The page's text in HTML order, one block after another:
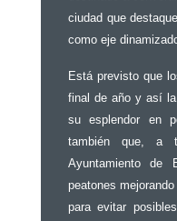
ciudad que
como eje
Está previsto que
final de año y así
su esplendor en
también que, a
Ayuntamiento de
peatones
para evitar